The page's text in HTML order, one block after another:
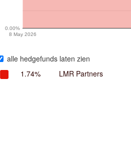
8 May 2026
0.00%
alle hedgefunds laten zien
1.74%
LMR Partners